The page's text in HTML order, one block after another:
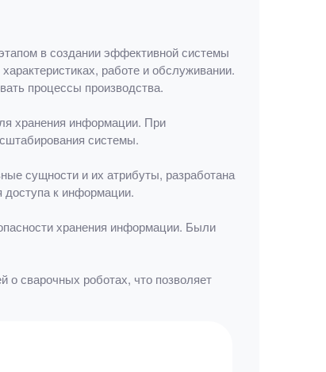
в создании эффективной системы
работе и обслуживании.
процессы производства.
хранения информации. При
системы.
сущности и их атрибуты, разработана
доступа к информации.
хранения информации. Были
о сварочных роботах, что позволяет